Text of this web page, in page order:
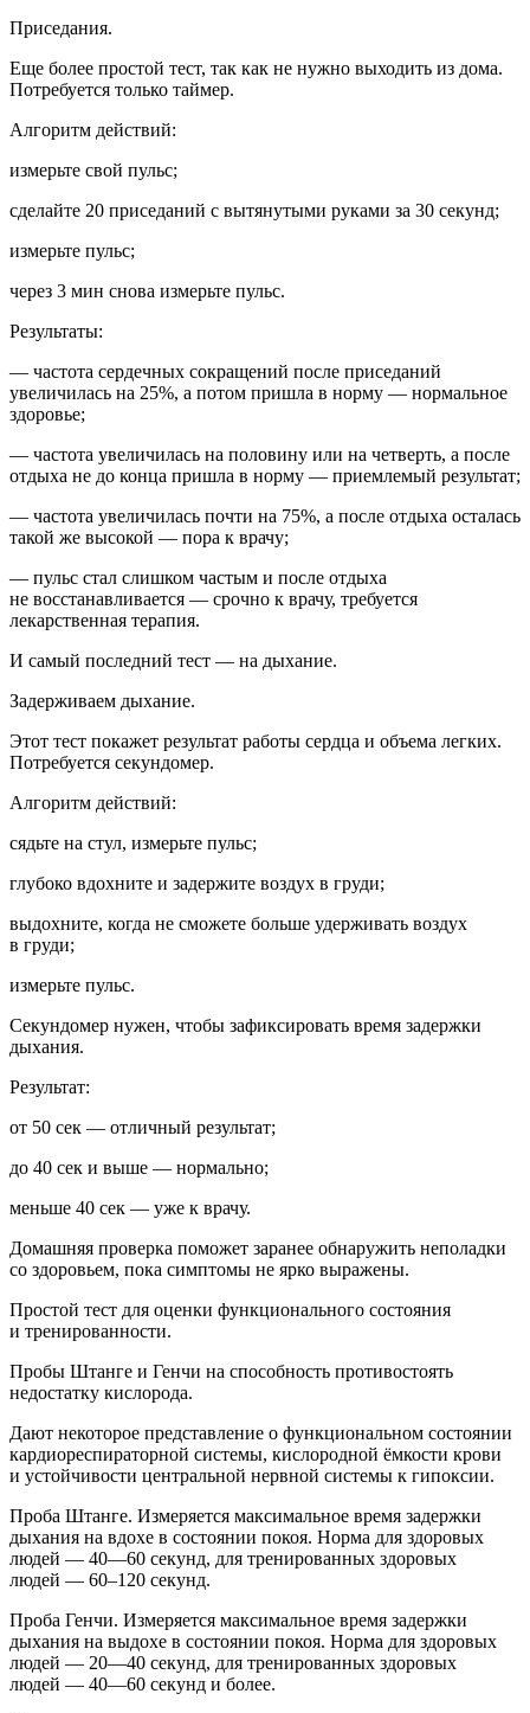
Приседания.
Еще более простой тест, так как не нужно выходить из дома.
Потребуется только таймер.
Алгоритм действий:
измерьте свой пульс;
сделайте 20 приседаний с вытянутыми руками за 30 секунд;
измерьте пульс;
через 3 мин снова измерьте пульс.
Результаты:
— частота сердечных сокращений после приседаний
увеличилась на 25%, а потом пришла в норму — нормальное
здоровье;
— частота увеличилась на половину или на четверть, а после
отдыха не до конца пришла в норму — приемлемый результат;
— частота увеличилась почти на 75%, а после отдыха осталась
такой же высокой — пора к врачу;
— пульс стал слишком частым и после отдыха
не восстанавливается — срочно к врачу, требуется
лекарственная терапия.
И самый последний тест — на дыхание.
Задерживаем дыхание.
Этот тест покажет результат работы сердца и объема легких.
Потребуется секундомер.
Алгоритм действий:
сядьте на стул, измерьте пульс;
глубоко вдохните и задержите воздух в груди;
выдохните, когда не сможете больше удерживать воздух
в груди;
измерьте пульс.
Секундомер нужен, чтобы зафиксировать время задержки
дыхания.
Результат:
от 50 сек — отличный результат;
до 40 сек и выше — нормально;
меньше 40 сек — уже к врачу.
Домашняя проверка поможет заранее обнаружить неполадки
со здоровьем, пока симптомы не ярко выражены.
Простой тест для оценки функционального состояния
и тренированности.
Пробы Штанге и Генчи на способность противостоять
недостатку кислорода.
Дают некоторое представление о функциональном состоянии
кардиореспираторной системы, кислородной ёмкости крови
и устойчивости центральной нервной системы к гипоксии.
Проба Штанге. Измеряется максимальное время задержки
дыхания на вдохе в состоянии покоя. Норма для здоровых
людей — 40—60 секунд, для тренированных здоровых
людей — 60–120 секунд.
Проба Генчи. Измеряется максимальное время задержки
дыхания на выдохе в состоянии покоя. Норма для здоровых
людей — 20—40 секунд, для тренированных здоровых
людей — 40—60 секунд и более.